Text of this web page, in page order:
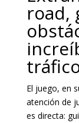
road,
El juego, en
atención de
es directa: